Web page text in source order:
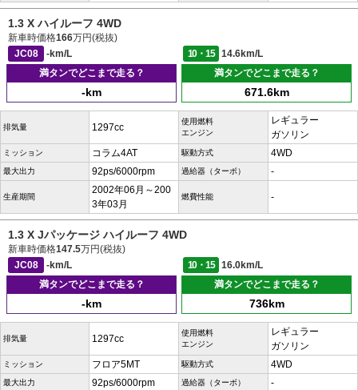
1.3 X ハイルーフ 4WD
新車時価格166万円(税抜)
JC08
-km/L 10・15
14.6km/L
満タンでどこまで走る？
-km
満タンでどこまで走る？
671.6km
排気量 1297cc
使用燃料
エンジン
レギュラー
ガソリン
ミッション コラム4AT 駆動方式 4WD
最大出力 92ps/6000rpm 過給器（ターボ） -
生産期間
2002年06月～200
3年03月
燃費性能 -
1.3 X Jパッケージ ハイルーフ 4WD
新車時価格147.5万円(税抜)
JC08
-km/L 10・15
16.0km/L
満タンでどこまで走る？
-km
満タンでどこまで走る？
736km
排気量 1297cc
使用燃料
エンジン
レギュラー
ガソリン
ミッション フロア5MT 駆動方式 4WD
最大出力 92ps/6000rpm 過給器（ターボ） -